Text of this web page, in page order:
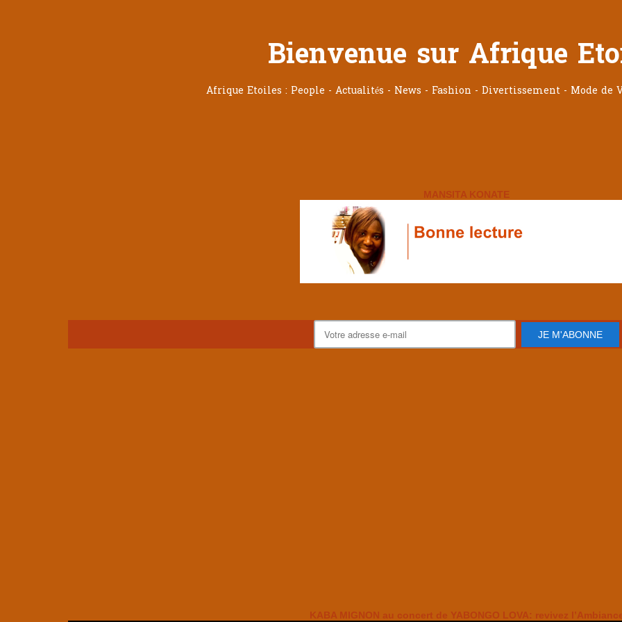
Bienvenue sur Afrique
Afrique Etoiles : People - Actualités - News - Fashion - Divertissement - Mode de
MANSITA KONATE
JE M'ABONNE
KABA MIGNON au concert de YABONGO LOVA: revivez